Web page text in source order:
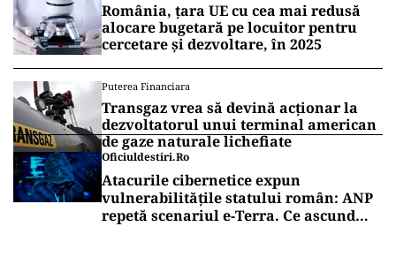
România, țara UE cu cea mai redusă
alocare bugetară pe locuitor pentru
cercetare și dezvoltare, în 2025
Puterea Financiara
Transgaz vrea să devină acționar la
dezvoltatorul unui terminal american
de gaze naturale lichefiate
Oficiuldestiri.ro
Atacurile cibernetice expun
vulnerabilitățile statului român: ANP
repetă scenariul e‑Terra. Ce ascund